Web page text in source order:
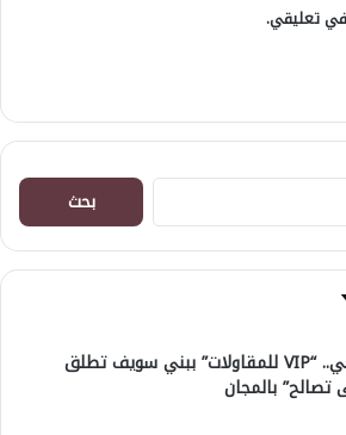
في تعليقي.
البحث
عن:
في إطار دورها المجتمعي.. “VIP للمقاولات” ببني سويف تطلق
بالمجان